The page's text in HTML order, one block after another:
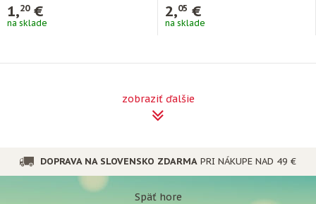
1,20€
na sklade
2,05 €
na sklade
zobraziť ďalšie
DOPRAVA NA SLOVENSKO ZDARMA PRI NÁKUPE NAD 49 €
Späť hore